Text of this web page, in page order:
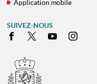
Application mobile
SUIVEZ-NOUS
Facebook
X Youtube